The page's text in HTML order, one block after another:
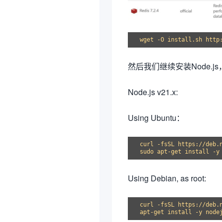
然后我们继续安装
Node.js v21.x:
Using Ubuntu：
curl -fsSL https://
Using Debian, as root:
curl -fsSL https://